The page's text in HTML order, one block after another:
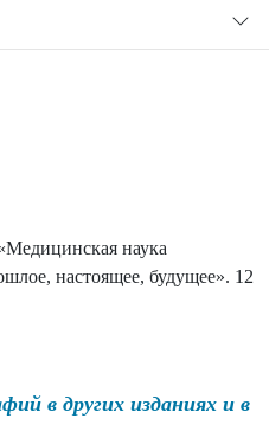
наука
настоящее, будущее». 12
в других изданиях и в